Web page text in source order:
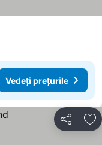
Vedeți prețurile
Distribuiți